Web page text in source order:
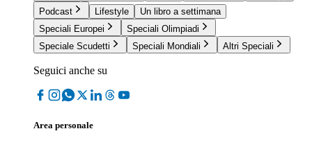
Podcast
Lifestyle
Un libro a settimana
Speciali Europei
Speciali Olimpiadi
Speciale Scudetti
Speciali Mondiali Altri Speciali
Seguici anche su
Area personale